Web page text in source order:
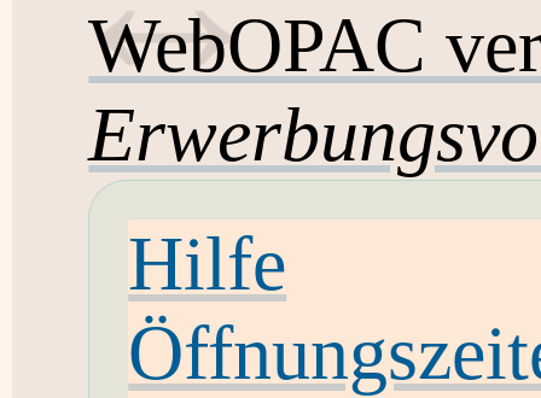
WebOPAC
Hilfe